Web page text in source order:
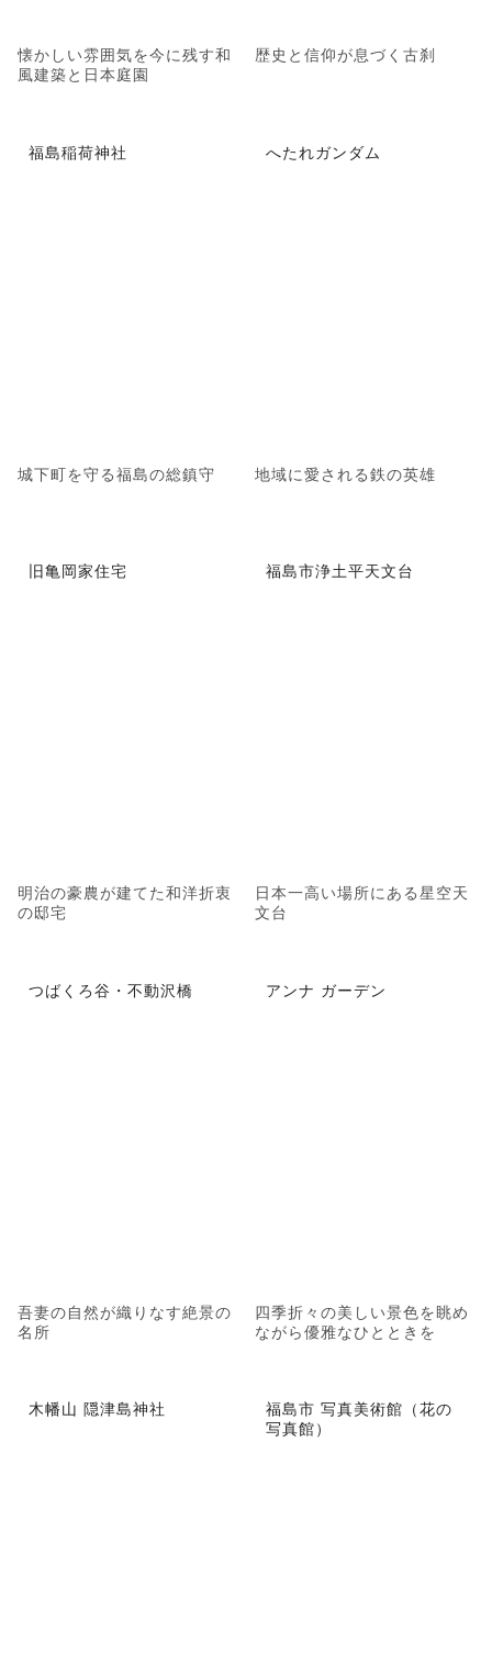
懐かしい雰囲気を今に残す和
風建築と日本庭園
歴史と信仰が息づく古刹
福島稲荷神社
城下町を守る福島の総鎮守
へたれガンダム
地域に愛される鉄の英雄
旧亀岡家住宅
明治の豪農が建てた和洋折衷
の邸宅
福島市浄土平天文台
日本一高い場所にある星空天
文台
つばくろ谷・不動沢橋
吾妻の自然が織りなす絶景の
名所
アンナ ガーデン
四季折々の美しい景色を眺め
ながら優雅なひとときを
木幡山 隠津島神社
福島市 写真美術館（花の
写真館）